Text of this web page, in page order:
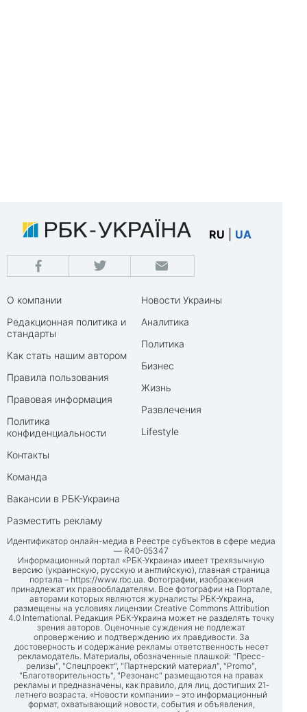
RU UA
О компании
Редакционная политика и
стандарты
Как стать нашим автором
Правила пользования
Правовая информация
Политика
конфиденциальности
Контакты
Команда
Вакансии в РБК-Украина
Разместить рекламу
Новости Украины
Аналитика
Политика
Бизнес
Жизнь
Развлечения
Lifestyle
Идентификатор онлайн-медиа в Реестре субъектов в сфере медиа
— R40-05347
Информационный портал «РБК-Украина» имеет трехязычную
версию (украинскую, русскую и английскую), главная страница
портала – https://www.rbc.ua. Фотографии, изображения
принадлежат их правообладателям. Все фотографии на Портале,
авторами которых являются журналисты РБК-Украина,
размещены на условиях лицензии Creative Commons Attribution
4.0 International. Редакция РБК-Украина может не разделять точку
зрения авторов. Оценочные суждения не подлежат
опровержению и подтверждению их правдивости. За
достоверность и содержание рекламы ответственность несет
рекламодатель. Материалы, обозначенные плашкой: "Пресс-
релизы", "Спецпроект", "Партнерский материал", "Promo",
"Благотворительность", "Резонанс" размещаются на правах
рекламы и предназначены, как правило, для лиц, достигших 21-
летнего возраста. «Новости компании» – это информационный
формат, охватывающий новости, события и объявления,